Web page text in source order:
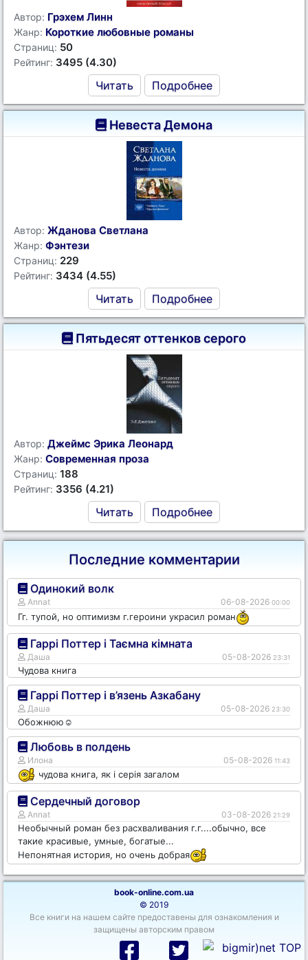
Автор: Грэхем Линн
Жанр: Короткие любовные романы
Страниц: 50
Рейтинг: 3495 (4.30)
Читать Подробнее
Невеста Демона
Автор: Жданова Светлана
Жанр: Фэнтези
Страниц: 229
Рейтинг: 3434 (4.55)
Читать Подробнее
Пятьдесят оттенков серого
Автор: Джеймс Эрика Леонард
Жанр: Современная проза
Страниц: 188
Рейтинг: 3356 (4.21)
Читать Подробнее
Последние комментарии
Одинокий волк
Annat 06-08-2026 00:00
Гг. тупой, но оптимизм г.героини украсил роман
Гаррі Поттер і Таємна кімната
Даша 05-08-2026 23:31
Чудова книга
Гаррі Поттер і в’язень Азкабану
Даша 05-08-2026 23:30
Обожнюю☺️
Любовь в полдень
Илона 05-08-2026 11:43
чудова книга, як і серія загалом
Сердечный договор
Annat 03-08-2026 21:29
Необычный роман без расхваливания г.г....обычно, все
такие красивые, умные, богатые...
Непонятная история, но очень добрая
book-online.com.ua
© 2019
Все книги на нашем сайте предоставены для ознакомления и
защищены авторским правом